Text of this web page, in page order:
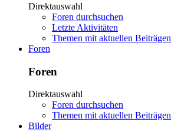
Direktauswahl
Foren durchsuchen
Letzte Aktivitäten
Themen mit aktuellen Beiträgen
Foren
Foren
Direktauswahl
Foren durchsuchen
Themen mit aktuellen Beiträgen
Bilder